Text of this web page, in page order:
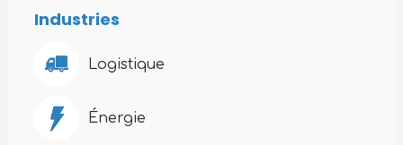
Industries
Logistique
Énergie